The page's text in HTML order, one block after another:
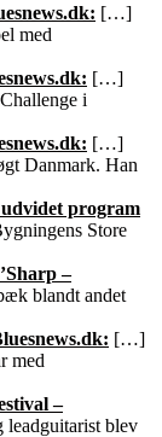
[…]
med
[…]
i
[…]
Danmark. Han
program
Store
–
blandt andet
[…]
med
–
blev